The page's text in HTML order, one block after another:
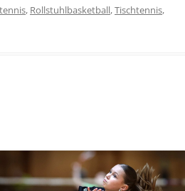
, Rollstuhlbasketball,Tischtennis,